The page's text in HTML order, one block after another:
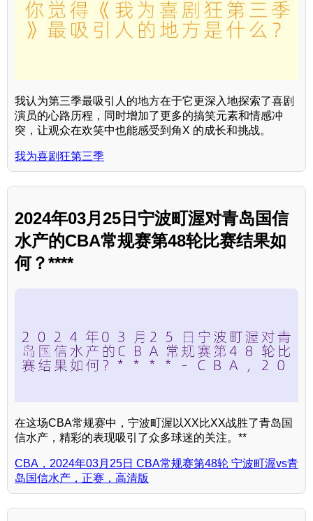
我认为第三季最吸引人的地方在于它更深入地探索了喜剧
演员的心路历程，同时增加了更多的搞笑元素和情感冲
突，让观众在欢笑中也能感受到角X 的成长和挑战。
我为喜剧狂第三季
2024年03月25日宁波町渥对青岛国信
水产的CBA常规赛第48轮比赛结果如
何？****
在这场CBA常规赛中，宁波町渥以XX比XX战胜了青岛国
信水产，精彩的表现吸引了众多球迷的关注。**
CBA，2024年03月25日 CBA常规赛第48轮 宁波町渥vs青
岛国信水产，正赛，高清版